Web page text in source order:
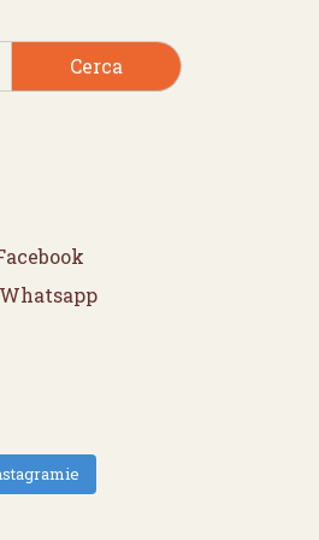
Cerca
Whatsapp